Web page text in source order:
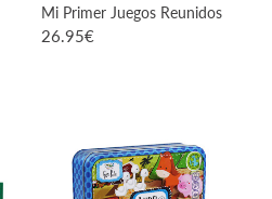
Mi Primer Juegos Reunidos
26.95€